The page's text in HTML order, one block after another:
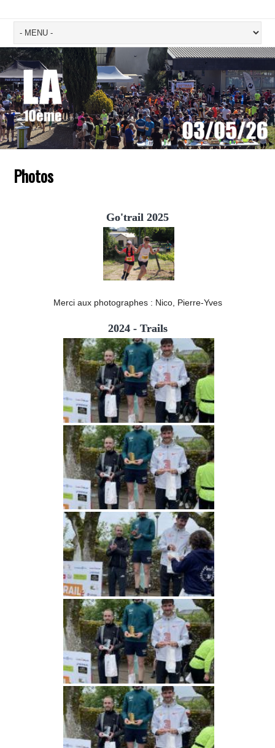
Photos
Go'trail 2025
Merci aux photographes : Nico, Pierre-Yves
2024 - Trails